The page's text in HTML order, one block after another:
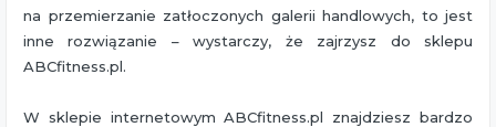
na przemierzanie zatłoczonych galerii handlowych, to jest
inne rozwiązanie – wystarczy, że zajrzysz do sklepu
ABCfitness.pl.
W sklepie internetowym ABCfitness.pl znajdziesz bardzo